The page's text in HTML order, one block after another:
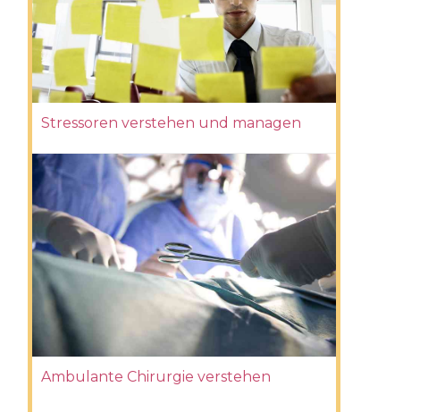
Stressoren verstehen und managen
Ambulante Chirurgie verstehen